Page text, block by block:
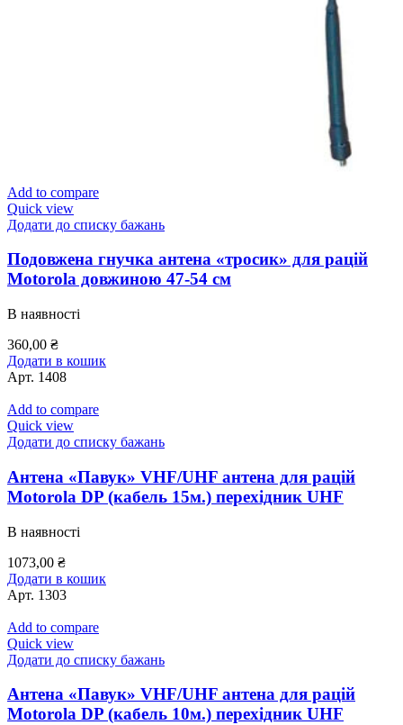
Add to compare
Quick view
Додати до списку бажань
Подовжена гнучка антена «тросик» для рацій
Motorola довжиною 47-54 см
В наявності
360,00 ₴
Додати в кошик
Арт. 1408
Add to compare
Quick view
Додати до списку бажань
Антена «Павук» VHF/UHF антена для рацій
Motorola DP (кабель 15м.) перехідник UHF
В наявності
1073,00 ₴
Додати в кошик
Арт. 1303
Add to compare
Quick view
Додати до списку бажань
Антена «Павук» VHF/UHF антена для рацій
Motorola DP (кабель 10м.) перехідник UHF